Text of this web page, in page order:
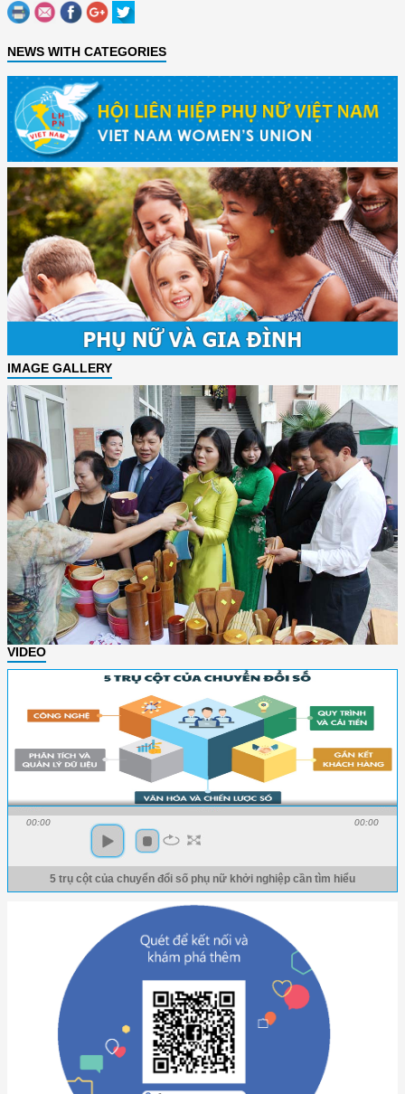
NEWS WITH CATEGORIES
IMAGE GALLERY
VIDEO
00:00 00:00
5 trụ cột của chuyển đổi số phụ nữ khởi nghiệp cần tìm hiểu